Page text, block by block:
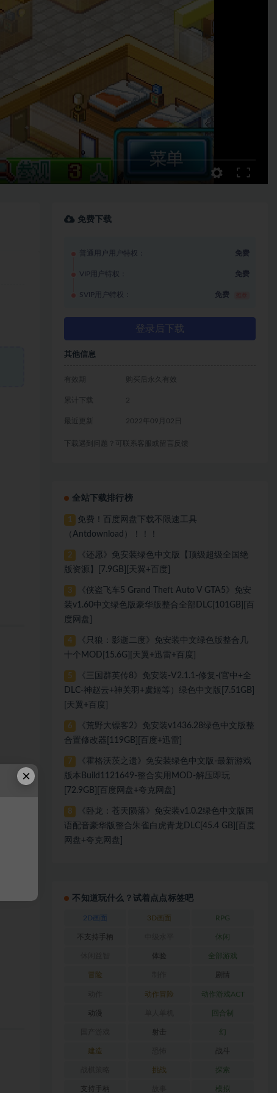
免费下载
普通用户用户特权： 免费
VIP用户特权： 免费
SVIP用户特权： 免费
登录后下载
其他信息
有效期 购买后永久有效
累计下载 2
最近更新 2022年09月02日
下载遇到问题？可联系客服或留言反馈
全站下载排行榜
1
免费！百度网盘下载不限速工具
（Antdownload）！！！
2
《还愿》免安装绿色中文版【顶级超级全国绝
版资源】[7.9GB][天翼+百度]
3
《侠盗飞车5 Grand Theft Auto V GTA5》免安
装v1.60中文绿色版豪华版整合全部DLC[101GB][百
度网盘]
4
《只狼：影逝二度》免安装中文绿色版整合几
十个MOD[15.6G][天翼+迅雷+百度]
5
《三国群英传8》免安装-V2.1.1-修复-(官中+全
DLC-神赵云+神关羽+虞姬等）绿色中文版[7.51GB]
[天翼+百度]
6
《荒野大镖客2》免安装v1436.28绿色中文版整
合置修改器[119GB][百度+迅雷]
7
《霍格沃茨之遗》免安装绿色中文版-最新游戏
版本Build1121649-整合实用MOD-解压即玩
[72.9GB][百度网盘+夸克网盘]
8
《卧龙：苍天陨落》免安装v1.0.2绿色中文版国
语配音豪华版整合朱雀白虎青龙DLC[45.4 GB][百度
网盘+夸克网盘]
不知道玩什么？试着点点标签吧
2D画面 3D画面 RPG
不支持手柄 休闲
体验 全部游戏
冒险 剧情
动作冒险 动作游戏ACT
动漫 回合制
射击 幻
建造 战斗
挑战 探索
支持手柄 模拟
×